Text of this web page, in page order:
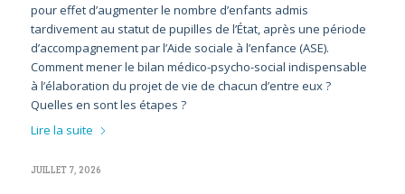
pour effet d’augmenter le nombre d’enfants admis
tardivement au statut de pupilles de l’État, après une période
d’accompagnement par l’Aide sociale à l’enfance (ASE).
Comment mener le bilan médico-psycho-social indispensable
à l’élaboration du projet de vie de chacun d’entre eux ?
Quelles en sont les étapes ?
Lire la suite
JUILLET 7, 2026